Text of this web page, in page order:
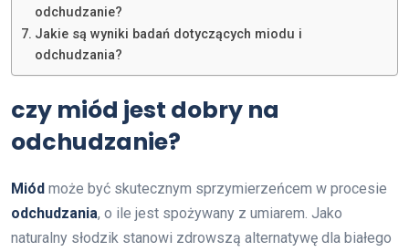
odchudzanie?
Jakie są wyniki badań dotyczących miodu i
odchudzania?
czy miód jest dobry na
odchudzanie?
Miód może być skutecznym sprzymierzeńcem w procesie
odchudzania, o ile jest spożywany z umiarem. Jako
naturalny słodzik stanowi zdrowszą alternatywę dla białego